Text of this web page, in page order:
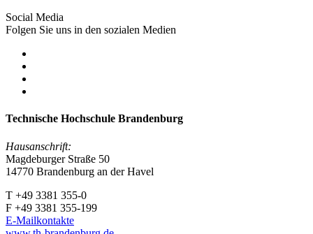
Social Media
Folgen Sie uns in den sozialen Medien
Technische Hochschule Brandenburg
Hausanschrift:
Magdeburger Straße 50
14770 Brandenburg an der Havel
T +49 3381 355-0
F +49 3381 355-199
E-Mailkontakte